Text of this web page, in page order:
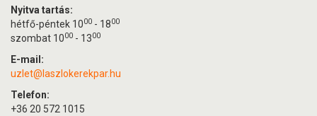
Nyitva tartás:
hétfő-péntek 1000 - 1800
szombat 1000 - 1300
E-mail:
uzlet@laszlokerekpar.hu
Telefon:
+36 20 572 1015